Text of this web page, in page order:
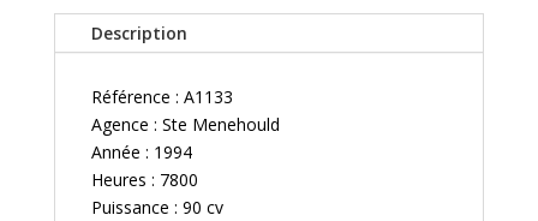
Description
Référence : A1133
Agence : Ste Menehould
Année : 1994
Heures : 7800
Puissance : 90 cv